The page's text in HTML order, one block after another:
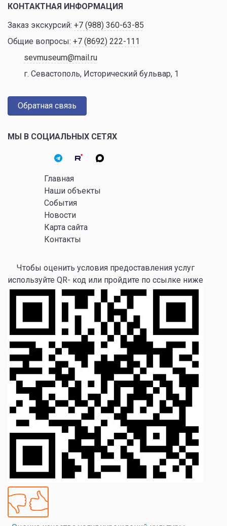
КОНТАКТНАЯ ИНФОРМАЦИЯ
Заказ экскурсий: +7 (988) 360-63-85
Общие вопросы: +7 (8692) 222-111
sevmuseum@mail.ru
г. Севастополь, Исторический бульвар, 1
Обратная связь
МЫ В СОЦИАЛЬНЫХ СЕТЯХ
Главная
Наши объекты
События
Новости
Карта сайта
Контакты
Чтобы оценить условия предоставления услуг
используйте QR- код или пройдите по ссылке ниже